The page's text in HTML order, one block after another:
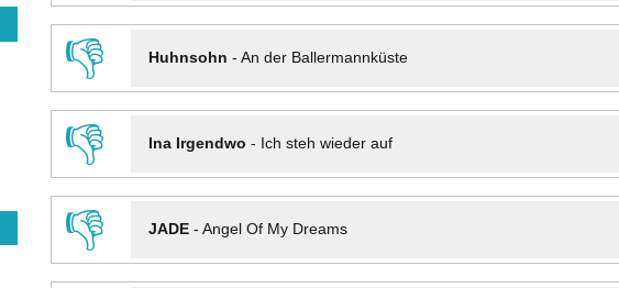
👎
Huhnsohn - An der Ballermannküste
👎
Ina Irgendwo - Ich steh wieder auf
👎
JADE- Angel Of My Dreams